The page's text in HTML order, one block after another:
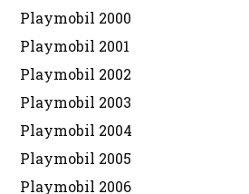
Playmobil 2000
Playmobil 2001
Playmobil 2002
Playmobil 2003
Playmobil 2004
Playmobil 2005
Playmobil 2006